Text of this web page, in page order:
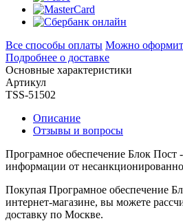
Все способы оплаты Можно
Подробнее о доставке
Основные характеристики
Артикул
TSS-51502
Описание
Отзывы и вопросы
Програмное обеспечение Блок Пост
информации от
Покупая Програмное обеспечение
интернет-магазине, вы можете
доставку по Москве.